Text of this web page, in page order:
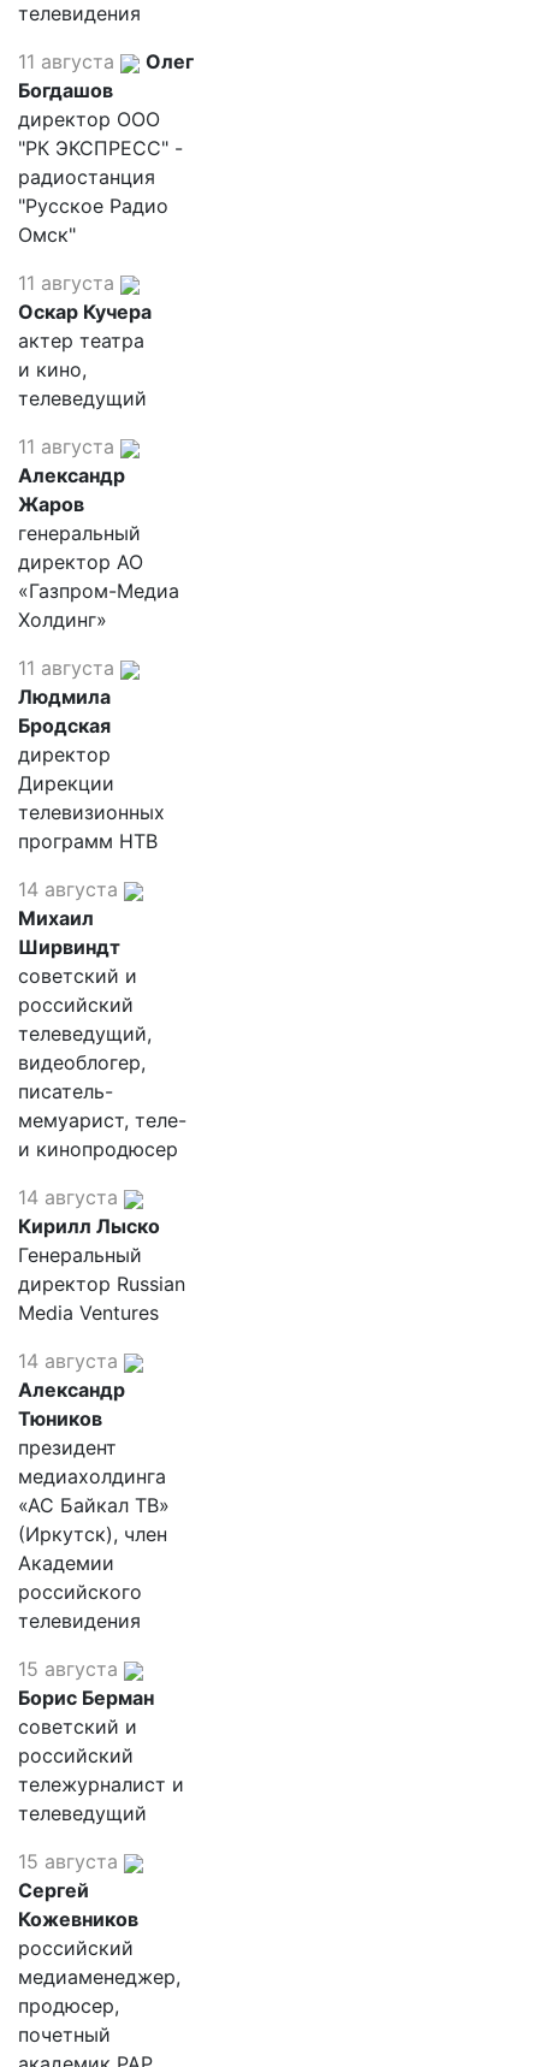
телевидения
11 августа
Олег
Богдашов
директор ООО
"РК ЭКСПРЕСС" -
радиостанция
"Русское Радио
Омск"
11 августа
Оскар Кучера
актер театра
и кино,
телеведущий
11 августа
Александр
Жаров
генеральный
директор АО
«Газпром-Медиа
Холдинг»
11 августа
Людмила
Бродская
директор
Дирекции
телевизионных
программ НТВ
14 августа
Михаил
Ширвиндт
советский и
российский
телеведущий,
видеоблогер,
писатель-
мемуарист, теле-
и кинопродюсер
14 августа
Кирилл Лыско
Генеральный
директор Russian
Media Ventures
14 августа
Александр
Тюников
президент
медиахолдинга
«АС Байкал ТВ»
(Иркутск), член
Академии
российского
телевидения
15 августа
Борис Берман
советский и
российский
тележурналист и
телеведущий
15 августа
Сергей
Кожевников
российский
медиаменеджер,
продюсер,
почетный